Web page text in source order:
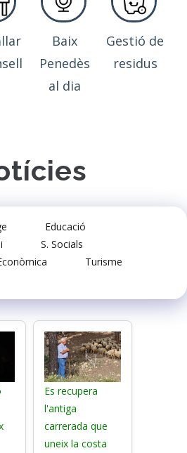
Baix
Penedès
al dia
Gestió de
residus
Educació
S. Socials
Turisme
Es recupera
l'antiga
carrerada que
uneix la costa